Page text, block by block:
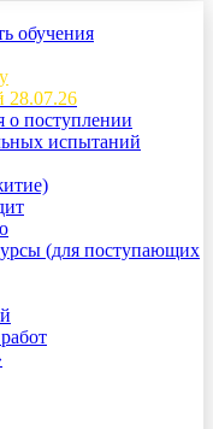
обучения
28.07.26
о поступлении
испытаний
(для поступающих